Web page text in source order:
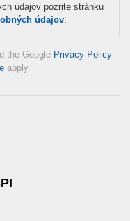
údajov pozrite stránku
údajov.
the Google Privacy Policy
apply.